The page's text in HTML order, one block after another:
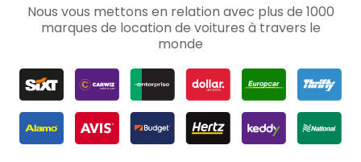
Nous vous mettons en relation avec plus de 1000
marques de location de voitures à travers le
monde